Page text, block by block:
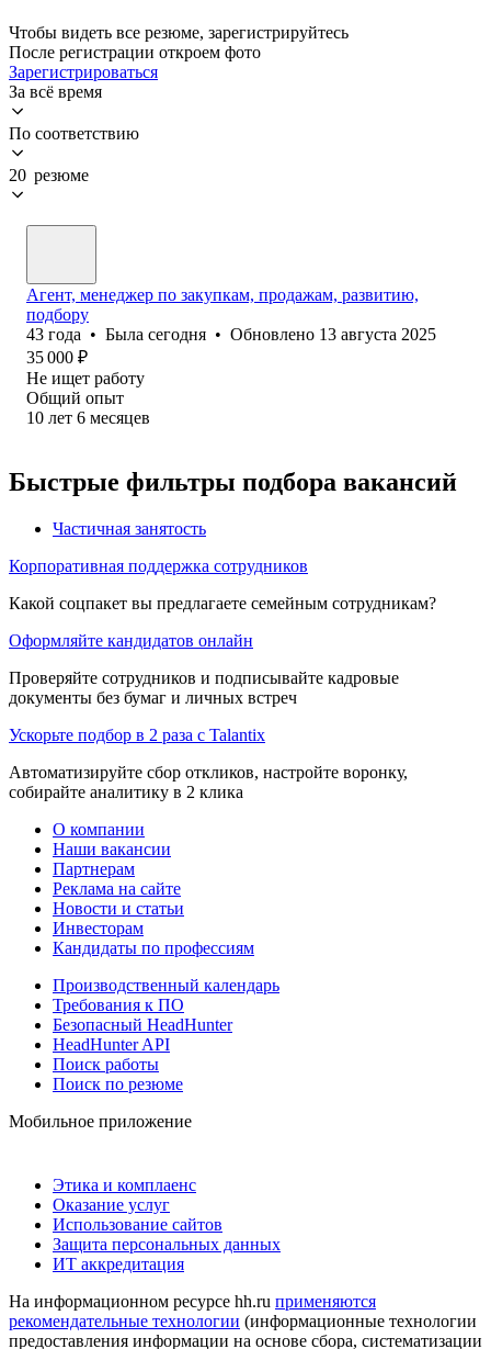
Чтобы видеть все резюме, зарегистрируйтесь
После регистрации откроем фото
Зарегистрироваться
За всё время
По соответствию
20 резюме
Агент, менеджер по закупкам, продажам, развитию,
подбору
43 года • Была сегодня • Обновлено 13 августа 2025
35 000 ₽
Не ищет работу
Общий опыт
10 лет 6 месяцев
Быстрые фильтры подбора вакансий
Частичная занятость
Корпоративная поддержка сотрудников
Какой соцпакет вы предлагаете семейным сотрудникам?
Оформляйте кандидатов онлайн
Проверяйте сотрудников и подписывайте кадровые
документы без бумаг и личных встреч
Ускорьте подбор в 2 раза с Talantix
Автоматизируйте сбор откликов, настройте воронку,
собирайте аналитику в 2 клика
О компании
Наши вакансии
Партнерам
Реклама на сайте
Новости и статьи
Инвесторам
Кандидаты по профессиям
Производственный календарь
Требования к ПО
Безопасный HeadHunter
HeadHunter API
Поиск работы
Поиск по резюме
Мобильное приложение
Этика и комплаенс
Оказание услуг
Использование сайтов
Защита персональных данных
ИТ аккредитация
На информационном ресурсе hh.ru применяются
рекомендательные технологии (информационные технологии
предоставления информации на основе сбора, систематизации